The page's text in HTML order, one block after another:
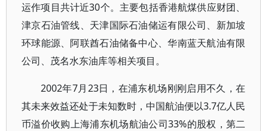
运作项目共计近30个。主要包括香港航煤供应财团、
津京石油管线、天津国际石油储运有限公司、新加坡
环球能源、阿联酋石油储备中心、华南蓝天航油有限
公司、茂名水东油库等相关项目。
2002年7月23日，在浦东机场刚刚启用不久，在
其未来效益还处于未知数时，中国航油便以3.7亿人民
币溢价收购上海浦东机场航油公司33%的股权，第二